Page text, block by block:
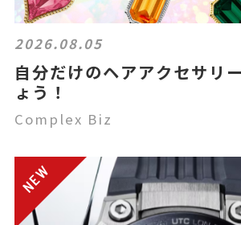
2026.08.05
自分だけのヘアアクセサリ
ょう！
Complex Biz